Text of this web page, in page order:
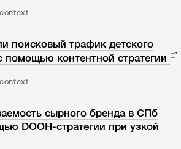
поисковый трафик детского
помощью контентной стратегии
сырного бренда в СПб
DOOH-стратегии при узкой